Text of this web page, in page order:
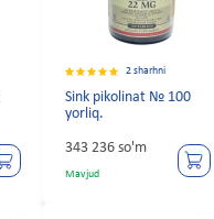
2 sharhni
Sink pikolinat № 100
yorliq.
343 236 so'm
Mavjud